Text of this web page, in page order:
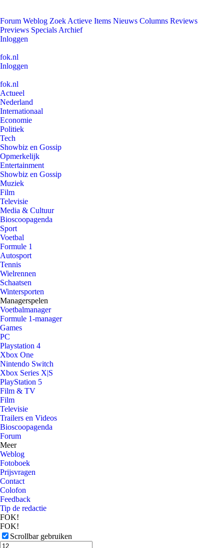
Forum Weblog Zoek Actieve Items Nieuws Columns Reviews
Previews Specials Archief
Inloggen
fok.nl
Inloggen
fok.nl
Actueel
Nederland
Internationaal
Economie
Politiek
Tech
Showbiz en Gossip
Opmerkelijk
Entertainment
Showbiz en Gossip
Muziek
Film
Televisie
Media & Cultuur
Bioscoopagenda
Sport
Voetbal
Formule 1
Autosport
Tennis
Wielrennen
Schaatsen
Wintersporten
Managerspelen
Voetbalmanager
Formule 1-manager
Games
PC
Playstation 4
Xbox One
Nintendo Switch
Xbox Series X|S
PlayStation 5
Film & TV
Film
Televisie
Trailers en Videos
Bioscoopagenda
Forum
Meer
Weblog
Fotoboek
Prijsvragen
Contact
Colofon
Feedback
Tip de redactie
FOK!
FOK!
Scrollbar gebruiken